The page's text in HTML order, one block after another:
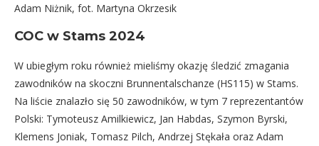
Adam Niżnik, fot. Martyna Okrzesik
COC w Stams 2024
W ubiegłym roku również mieliśmy okazję śledzić zmagania
zawodników na skoczni Brunnentalschanze (HS115) w Stams.
Na liście znalazło się 50 zawodników, w tym 7 reprezentantów
Polski: Tymoteusz Amilkiewicz, Jan Habdas, Szymon Byrski,
Klemens Joniak, Tomasz Pilch, Andrzej Stękała oraz Adam